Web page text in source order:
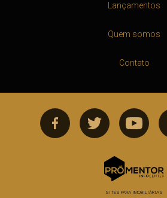
Lançamentos
Quem somos
Contato
SITES PARA IMOBILIÁRIAS